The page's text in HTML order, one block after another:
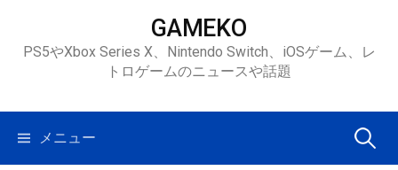
ツ
ス
GAMEKO
PS5やXbox Series X、Nintendo Switch、iOSゲーム、レ
トロゲームのニュースや話題
メニュー 検